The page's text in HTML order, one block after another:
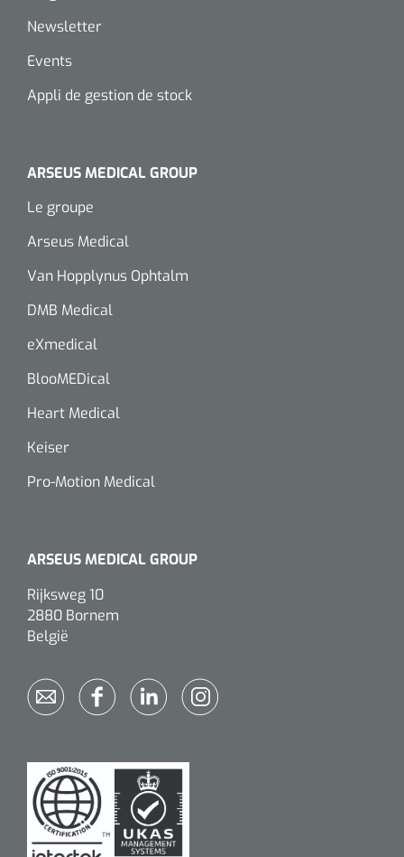
Newsletter
Events
Appli de gestion de stock
ARSEUS MEDICAL GROUP
Le groupe
Arseus Medical
Van Hopplynus Ophtalm
DMB Medical
eXmedical
BlooMEDical
Heart Medical
Keiser
Pro-Motion Medical
ARSEUS MEDICAL GROUP
Rijksweg 10
2880 Bornem
België